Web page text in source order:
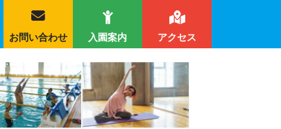
お問い合わせ
入園案内 アクセス